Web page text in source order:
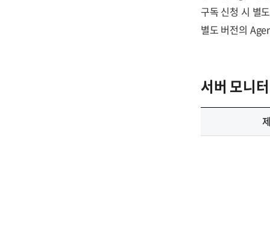
구독 신청 시 별
별도 버전의
서버 모니